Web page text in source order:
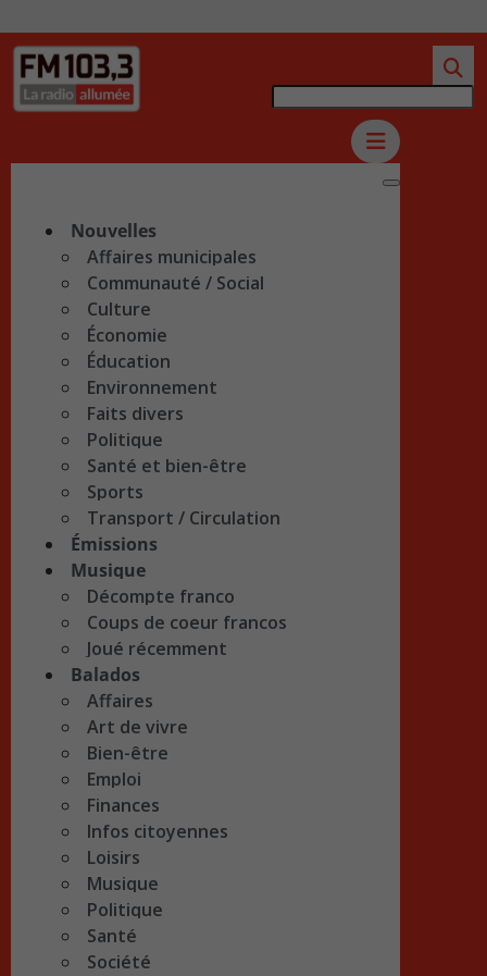
Nouvelles
Affaires municipales
Communauté / Social
Culture
Économie
Éducation
Environnement
Faits divers
Politique
Santé et bien-être
Sports
Transport / Circulation
Émissions
Musique
Décompte franco
Coups de coeur francos
Joué récemment
Balados
Affaires
Art de vivre
Bien-être
Emploi
Finances
Infos citoyennes
Loisirs
Musique
Politique
Santé
Société